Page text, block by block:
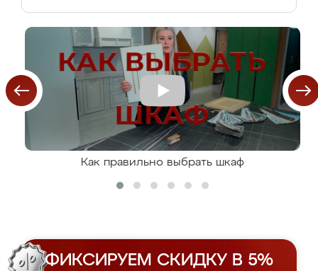
Как правильно выбрать шкаф
ФИКСИРУЕМ СКИДКУ В 5%